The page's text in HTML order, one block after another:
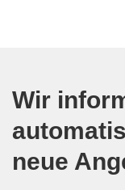
Wir
neue